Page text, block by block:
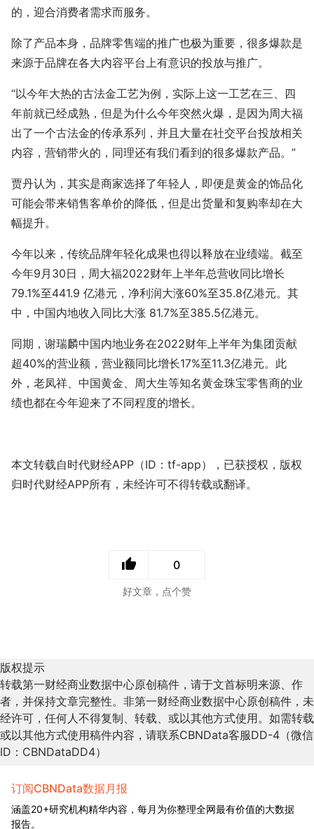
的，迎合消费者需求而服务。
除了产品本身，品牌零售端的推广也极为重要，很多爆款是
来源于品牌在各大内容平台上有意识的投放与推广。
“以今年大热的古法金工艺为例，实际上这一工艺在三、四
年前就已经成熟，但是为什么今年突然火爆，是因为周大福
出了一个古法金的传承系列，并且大量在社交平台投放相关
内容，营销带火的，同理还有我们看到的很多爆款产品。”
贾丹认为，其实是商家选择了年轻人，即便是黄金的饰品化
可能会带来销售客单价的降低，但是出货量和复购率却在大
幅提升。
今年以来，传统品牌年轻化成果也得以释放在业绩端。截至
今年9月30日，周大福2022财年上半年总营收同比增长
79.1%至441.9 亿港元，净利润大涨60%至35.8亿港元。其
中，中国内地收入同比大涨 81.7%至385.5亿港元。
同期，谢瑞麟中国内地业务在2022财年上半年为集团贡献
超40%的营业额，营业额同比增长17%至11.3亿港元。此
外，老凤祥、中国黄金、周大生等知名黄金珠宝零售商的业
绩也都在今年迎来了不同程度的增长。
本文转载自时代财经APP（ID：tf-app），已获授权，版权
归时代财经APP所有，未经许可不得转载或翻译。
0
好文章，点个赞
版权提示
转载第一财经商业数据中心原创稿件，请于文首标明来源、作
者，并保持文章完整性。非第一财经商业数据中心原创稿件，未
经许可，任何人不得复制、转载、或以其他方式使用。如需转载
或以其他方式使用稿件内容，请联系CBNData客服DD-4（微信
ID：CBNDataDD4）
订阅CBNData数据月报
涵盖20+研究机构精华内容，每月为你整理全网最有价值的大数据
报告。